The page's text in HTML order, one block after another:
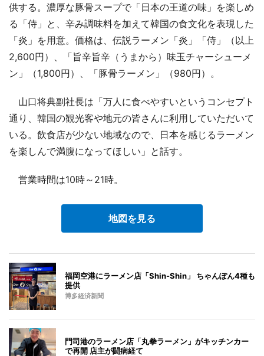
供する。濃厚な豚骨スープで「日本の王道の味」を楽しめ
る「侍」と、辛み調味料を加えて韓国の食文化を表現した
「炎」を用意。価格は、伝説ラーメン「炎」「侍」（以上
2,600円）、「旨辛旨辛（うまから）味玉チャーシューメ
ン」（1,800円）、「豚骨ラーメン」（980円）。
山口将典副社長は「万人に食べやすいというコンセプト
通り、韓国の観光客や地元の皆さんに利用していただいて
いる。飲食店が少ない地域なので、日本を感じるラーメン
を楽しんで満腹になってほしい」と話す。
営業時間は10時～21時。
地図を見る
福岡空港にラーメン店「Shin-Shin」 ちゃんぽん4種も
提供
博多経済新聞
門司港のラーメン店「丸拳ラーメン」がキッチンカー
で再開 店主が闘病経て